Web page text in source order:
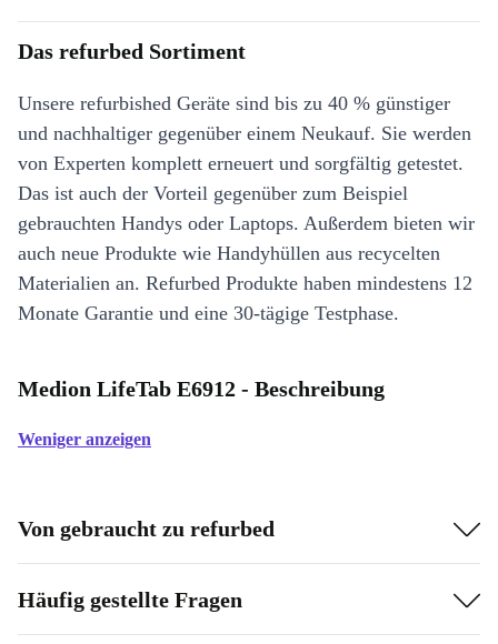
Das refurbed Sortiment
Unsere refurbished Geräte sind bis zu 40 % günstiger
und nachhaltiger gegenüber einem Neukauf. Sie werden
von Experten komplett erneuert und sorgfältig getestet.
Das ist auch der Vorteil gegenüber zum Beispiel
gebrauchten Handys oder Laptops. Außerdem bieten wir
auch neue Produkte wie Handyhüllen aus recycelten
Materialien an. Refurbed Produkte haben mindestens 12
Monate Garantie und eine 30-tägige Testphase.
Medion LifeTab E6912 - Beschreibung
Weniger anzeigen
Von gebraucht zu refurbed
Häufig gestellte Fragen